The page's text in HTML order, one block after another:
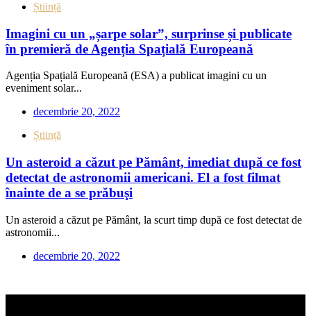
Știință
Imagini cu un „șarpe solar”, surprinse și publicate
în premieră de Agenția Spațială Europeană
Agenția Spațială Europeană (ESA) a publicat imagini cu un
eveniment solar...
decembrie 20, 2022
Știință
Un asteroid a căzut pe Pământ, imediat după ce fost
detectat de astronomii americani. El a fost filmat
înainte de a se prăbuşi
Un asteroid a căzut pe Pământ, la scurt timp după ce fost detectat de
astronomii...
decembrie 20, 2022